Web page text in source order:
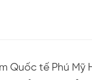
Quốc tế Phú Mỹ